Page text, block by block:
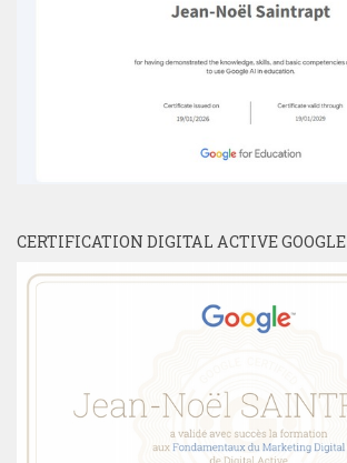
CERTIFICATION DIGITAL ACTIVE GOOGLE